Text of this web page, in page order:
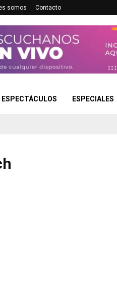
somos Contacto
ESPECTÁCULOS ESPECIALES